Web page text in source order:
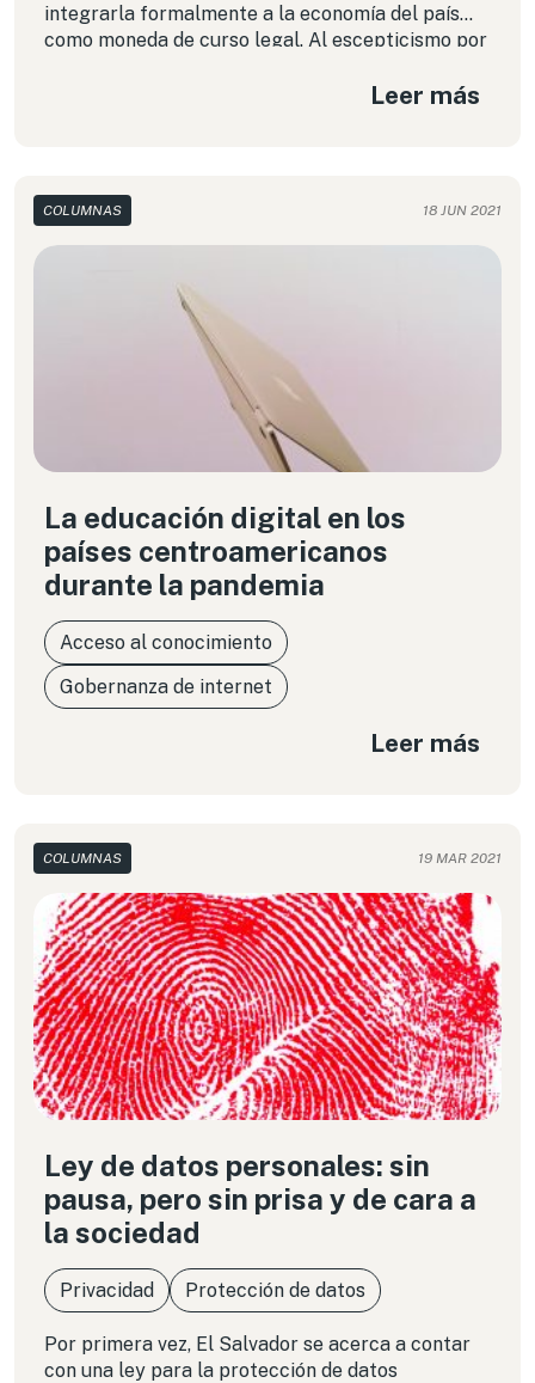
integrarla formalmente a la economía del país
como moneda de curso legal. Al escepticismo por
por las reales intenciones del gobierno, y por los
Leer más
COLUMNAS 18 JUN 2021
La educación digital en los
países centroamericanos
durante la pandemia
Acceso al conocimiento
Gobernanza de internet
Leer más
COLUMNAS 19 MAR 2021
Ley de datos personales: sin
pausa, pero sin prisa y de cara a
la sociedad
Privacidad Protección de datos
Por primera vez, El Salvador se acerca a contar
con una ley para la protección de datos